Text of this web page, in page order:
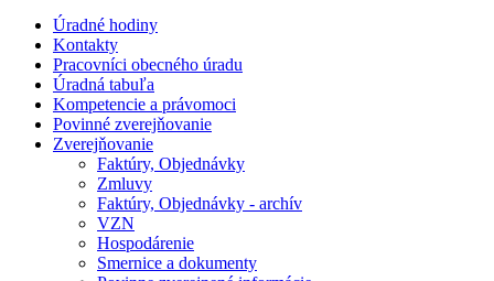
Úradné hodiny
Kontakty
Pracovníci obecného úradu
Úradná tabuľa
Kompetencie a právomoci
Povinné zverejňovanie
Zverejňovanie
Faktúry, Objednávky
Zmluvy
Faktúry, Objednávky - archív
VZN
Hospodárenie
Smernice a dokumenty